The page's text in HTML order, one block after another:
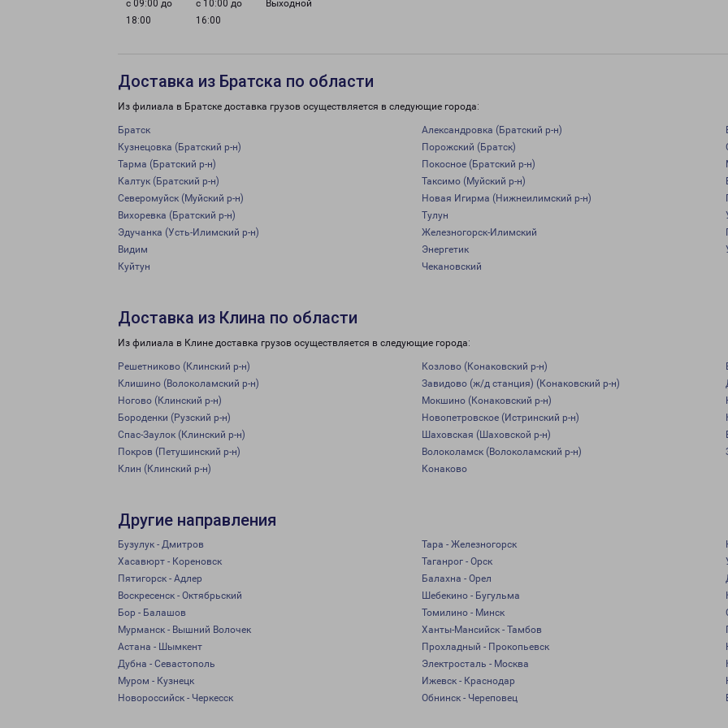
с 09:00 до
18:00
с 10:00 до
16:00
Выходной
Доставка из Братска по области
Из филиала в Братске доставка грузов осуществляется в следующие города:
Братск Александровка (Братский р-н)
Кузнецовка (Братский р-н)
Порожский (Братск)
Тарма (Братский р-н)
Покосное (Братский р-н)
Калтук (Братский р-н)
Таксимо (Муйский р-н)
Северомуйск (Муйский р-н)
Новая Игирма (Нижнеилимский р-н)
Вихоревка (Братский р-н)
Тулун
Эдучанка (Усть-Илимский р-н)
Железногорск-Илимский
Видим
Энергетик
Куйтун
Чекановский
Доставка из Клина по области
Из филиала в Клине доставка грузов осуществляется в следующие города:
Решетниково (Клинский р-н) Козлово (Конаковский р-н)
Клишино (Волоколамский р-н)
Завидово (ж/д станция) (Конаковский р-н)
Ногово (Клинский р-н)
Мокшино (Конаковский р-н)
Бороденки (Рузский р-н)
Новопетровское (Истринский р-н)
Спас-Заулок (Клинский р-н)
Шаховская (Шаховской р-н)
Покров (Петушинский р-н)
Волоколамск (Волоколамский р-н)
Клин (Клинский р-н)
Конаково
Другие направления
Бузулук - Дмитров Тара - Железногорск
Хасавюрт - Кореновск
Таганрог - Орск
Пятигорск - Адлер
Балахна - Орел
Воскресенск - Октябрьский
Шебекино - Бугульма
Бор - Балашов
Томилино - Минск
Мурманск - Вышний Волочек
Ханты-Мансийск - Тамбов
Астана - Шымкент
Прохладный - Прокопьевск
Дубна - Севастополь
Электросталь - Москва
Муром - Кузнецк
Ижевск - Краснодар
Новороссийск - Черкесск
Обнинск - Череповец